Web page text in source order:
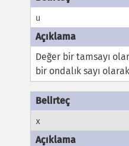
u
Değer bir tamsayı
bir ondalık sayı
x